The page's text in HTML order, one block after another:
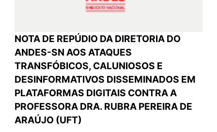
NOTA DE REPÚDIO DA DIRETORIA DO
ANDES-SN AOS ATAQUES
TRANSFÓBICOS, CALUNIOSOS E
DESINFORMATIVOS DISSEMINADOS EM
PLATAFORMAS DIGITAIS CONTRA A
PROFESSORA DRA. RUBRA PEREIRA DE
ARAÚJO (UFT)